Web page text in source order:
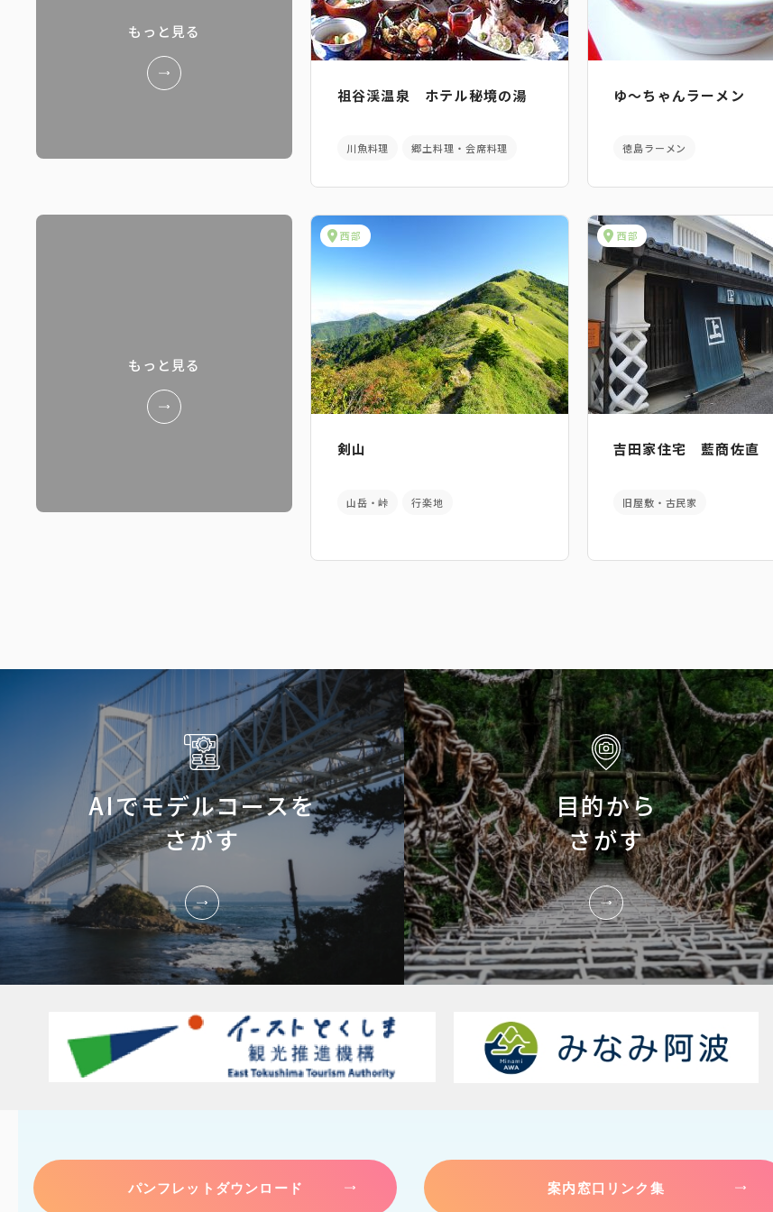
もっと見る
祖谷渓温泉 ホテル秘境の湯
川魚料理 郷土料理・会席料理
ゆ～ちゃんラーメン
徳島ラーメン
もっと見る
西部
剣山
山岳・峠 行楽地
西部
吉田家住宅 藍商佐直
旧屋敷・古民家
AIでモデルコースを
さがす
目的から
さがす
パンフレットダウンロード 案内窓口リンク集